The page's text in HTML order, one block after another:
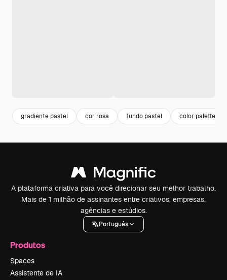
gradiente pastel cor rosa fundo pastel color palette
A plataforma criativa para você direcionar seu melhor trabalho.
Mais de 1 milhão de assinantes entre criativos, empresas,
agências e estúdios.
Português
Produtos
Spaces
Assistente de IA